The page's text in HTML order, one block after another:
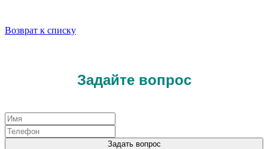
Возврат к списку
Задайте вопрос
Задать вопрос